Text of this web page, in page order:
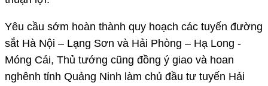
Yêu cầu sớm hoàn thành quy hoạch các tuyến đường
sắt Hà Nội – Lạng Sơn và Hải Phòng – Hạ Long -
Móng Cái, Thủ tướng cũng đồng ý giao và hoan
nghênh tỉnh Quảng Ninh làm chủ đầu tư tuyến Hải